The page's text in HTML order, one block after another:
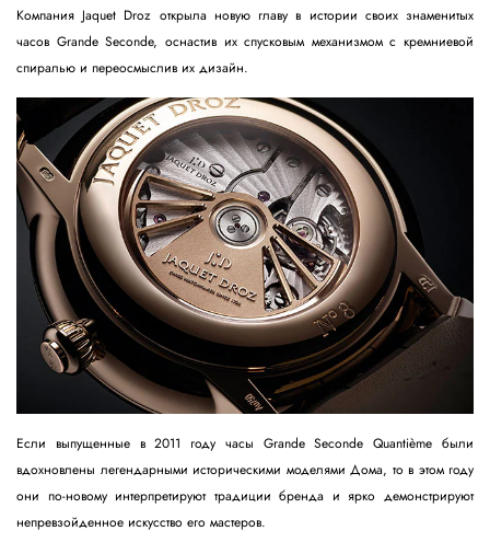
Компания Jaquet Droz открыла новую главу в истории своих знаменитых
часов Grande Seconde, оснастив их спусковым механизмом с кремниевой
спиралью и переосмыслив их дизайн.
Если выпущенные в 2011 году часы Grande Seconde Quantième были
вдохновлены легендарными историческими моделями Дома, то в этом году
они по-новому интерпретируют традиции бренда и ярко демонстрируют
непревзойденное искусство его мастеров.